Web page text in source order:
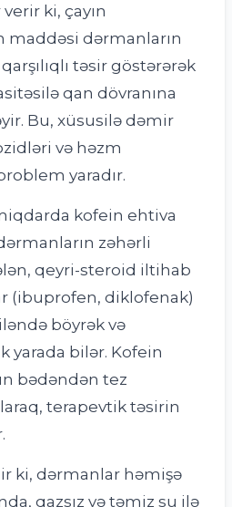
verir ki, çayın
dərmanların
təsir göstərərək
qan dövranına
Bu, xüsusilə dəmir
və həzm
yaradır.
kofein ehtiva
zəhərli
qeyri-steroid iltihab
(ibuprofen, diklofenak)
böyrək və
yarada bilər. Kofein
bədəndən tez
terapevtik təsirin
ki, dərmanlar həmişə
qazsız və təmiz su ilə